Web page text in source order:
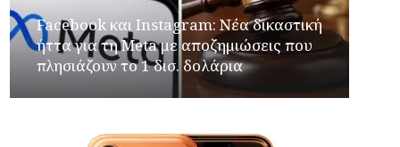
Facebook και Instagram: Νέα δικαστική
ήττα για τη Meta με αποζημιώσεις που
πλησιάζουν το 1 δισ. δολάρια